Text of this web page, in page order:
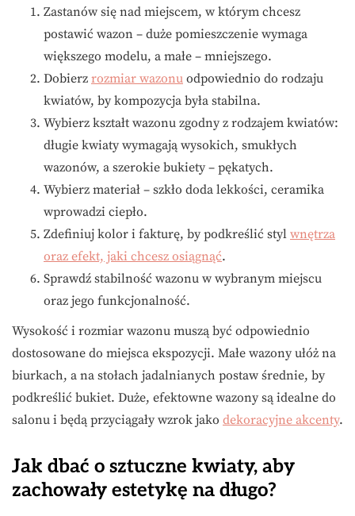
Zastanów się nad miejscem, w którym chcesz
postawić wazon – duże pomieszczenie wymaga
większego modelu, a małe – mniejszego.
Dobierz rozmiar wazonu odpowiednio do rodzaju
kwiatów, by kompozycja była stabilna.
Wybierz kształt wazonu zgodny z rodzajem kwiatów:
długie kwiaty wymagają wysokich, smukłych
wazonów, a szerokie bukiety – pękatych.
Wybierz materiał – szkło doda lekkości, ceramika
wprowadzi ciepło.
Zdefiniuj kolor i fakturę, by podkreślić styl wnętrza
oraz efekt, jaki chcesz osiągnąć.
Sprawdź stabilność wazonu w wybranym miejscu
oraz jego funkcjonalność.
Wysokość i rozmiar wazonu muszą być odpowiednio
dostosowane do miejsca ekspozycji. Małe wazony ułóż na
biurkach, a na stołach jadalnianych postaw średnie, by
podkreślić bukiet. Duże, efektowne wazony są idealne do
salonu i będą przyciągały wzrok jako dekoracyjne akcenty.
Jak dbać o sztuczne kwiaty, aby
zachowały estetykę na długo?